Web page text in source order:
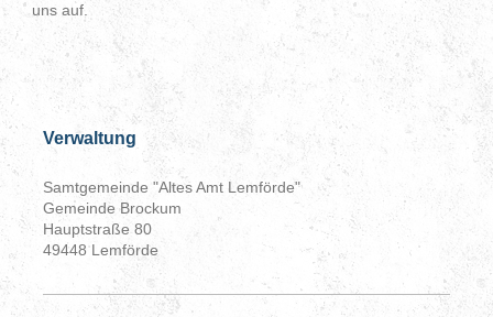
uns auf.
Verwaltung
Samtgemeinde "Altes Amt Lemförde"
Gemeinde Brockum
Hauptstraße 80
49448 Lemförde